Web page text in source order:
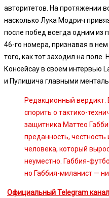
авторитетов. На протяжении
насколько Лука Модрич
после побед всегда одним из
46-го номера, признавая в
того, как тот заходил на
Консейсау в своем интервью
и Пулишича главными
Редакционный вердикт:
спорить о тактико-
защитника Маттео
преданность,
человека, который
неуместно. Габбия-
но Габбия-миланист —
Официальный Telegram